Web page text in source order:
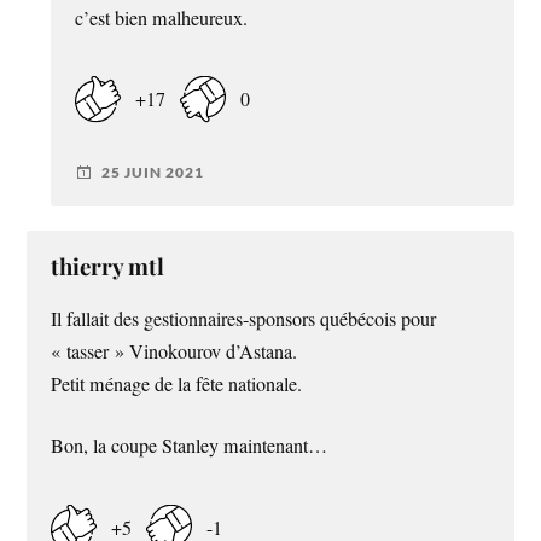
c’est bien malheureux.
+17 0
25 JUIN 2021
thierry mtl
Il fallait des gestionnaires-sponsors québécois pour
« tasser » Vinokourov d’Astana.
Petit ménage de la fête nationale.
Bon, la coupe Stanley maintenant…
+5 -1